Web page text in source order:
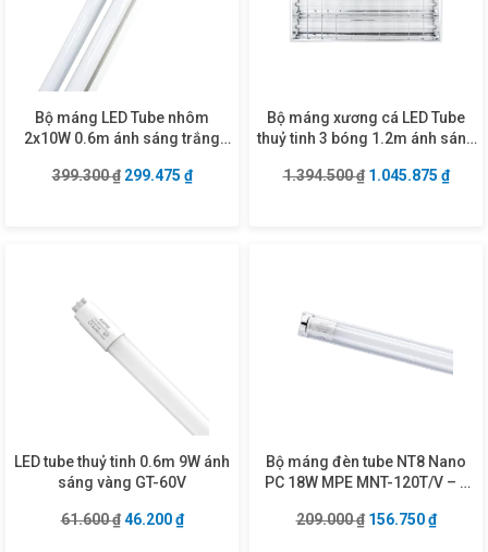
Bộ máng LED Tube nhôm
2x10W 0.6m ánh sáng trắng
399.300₫ Giá gốc là: 399.300 ₫.
299.475 ₫Giá hiện tại là: 299.475 ₫.
Bộ máng xương cá LED Tube
thuỷ tinh 3 bóng 1.2m ánh sáng
1.394.500₫ Giá gốc là:
1.045.875 ₫Giá
LED tube thuỷ tinh 0.6m 9W ánh
sáng vàng GT-60V
61.600₫ Giá gốc là: 61.600 ₫.
46.200₫Giá hiện tại là: 46.200 ₫.
Bộ máng đèn tube NT8 Nano
PC 18W MPE MNT-120T/V – 1
209.000₫ Giá gốc là:
156.750₫Giá